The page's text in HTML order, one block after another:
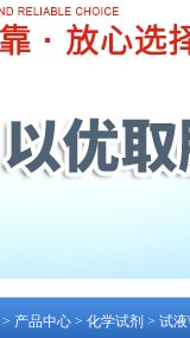
> 产品中心 > 化学试剂 > 试液